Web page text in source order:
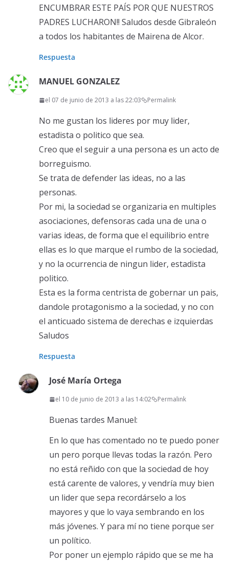
ENCUMBRAR ESTE PAÍS POR QUE NUESTROS
PADRES LUCHARON!! Saludos desde Gibraleón
a todos los habitantes de Mairena de Alcor.
Respuesta
MANUEL GONZALEZ
el 07 de junio de 2013 a las 22:03 Permalink
No me gustan los lideres por muy lider,
estadista o politico que sea.
Creo que el seguir a una persona es un acto de
borreguismo.
Se trata de defender las ideas, no a las
personas.
Por mi, la sociedad se organizaria en multiples
asociaciones, defensoras cada una de una o
varias ideas, de forma que el equilibrio entre
ellas es lo que marque el rumbo de la sociedad,
y no la ocurrencia de ningun lider, estadista
politico.
Esta es la forma centrista de gobernar un pais,
dandole protagonismo a la sociedad, y no con
el anticuado sistema de derechas e izquierdas
Saludos
Respuesta
José María Ortega
el 10 de junio de 2013 a las 14:02 Permalink
Buenas tardes Manuel:
En lo que has comentado no te puedo poner
un pero porque llevas todas la razón. Pero
no está reñido con que la sociedad de hoy
está carente de valores, y vendría muy bien
un lider que sepa recordárselo a los
mayores y que lo vaya sembrando en los
más jóvenes. Y para mí no tiene porque ser
un político.
Por poner un ejemplo rápido que se me ha